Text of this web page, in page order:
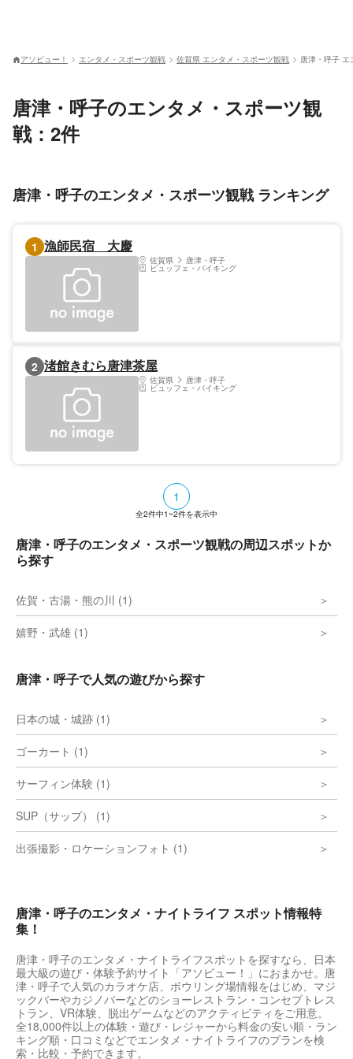
アソビュー！ エンタメ・スポーツ観戦 佐賀県 エンタメ・スポーツ観戦 唐津・呼子 エ
唐津・呼子のエンタメ・スポーツ観
戦：2件
唐津・呼子のエンタメ・スポーツ観戦 ランキング
1 漁師民宿 大慶
佐賀県 唐津・呼子
ビュッフェ・バイキング
2 渚館きむら唐津茶屋
佐賀県 唐津・呼子
ビュッフェ・バイキング
1
全2件中1~2件を表示中
唐津・呼子のエンタメ・スポーツ観戦の周辺スポットか
ら探す
佐賀・古湯・熊の川 (1)
嬉野・武雄 (1)
唐津・呼子で人気の遊びから探す
日本の城・城跡 (1)
ゴーカート (1)
サーフィン体験 (1)
SUP（サップ） (1)
出張撮影・ロケーションフォト (1)
唐津・呼子のエンタメ・ナイトライフ スポット情報特
集！
唐津・呼子のエンタメ・ナイトライフスポットを探すなら、日本
最大級の遊び・体験予約サイト「アソビュー！」におまかせ。唐
津・呼子で人気のカラオケ店、ボウリング場情報をはじめ、マジ
ックバーやカジノバーなどのショーレストラン・コンセプトレス
トラン、VR体験、脱出ゲームなどのアクティビティをご用意。
全18,000件以上の体験・遊び・レジャーから料金の安い順・ラン
キング順・口コミなどでエンタメ・ナイトライフのプランを検
索・比較・予約できます。